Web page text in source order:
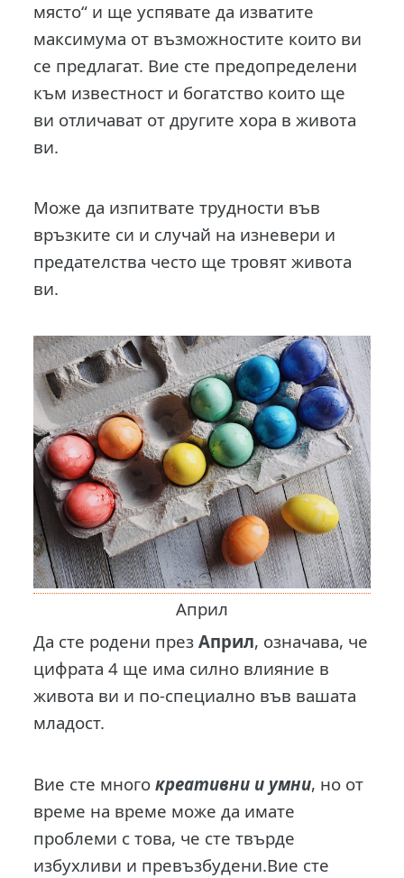
място“ и ще успявате да изватите
максимума от възможностите които ви
се предлагат. Вие сте предопределени
към известност и богатство които ще
ви отличават от другите хора в живота
ви.
Може да изпитвате трудности във
връзките си и случай на изневери и
предателства често ще тровят живота
ви.
Април
Да сте родени презАприл, означава, че
цифрата 4 ще има силно влияние в
живота ви и по-специално във вашата
младост.
Вие сте многокреативни и умни, но от
време на време може да имате
проблеми с това, че сте твърде
избухливи и превъзбудени.Вие сте